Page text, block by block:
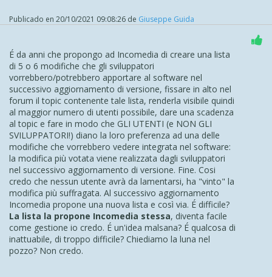
che normalmente dovrebbe fare di suo (tutte le decine e
decine di soluzioni con codice extra proposte da te sono
fossi stato tu qui sul Forum a dedicarti anima e corpo nel
proporre "toppe su toppe" agli utenti, come avrebbero
fatto questi ultimi ad ovviare alle limitazioni e/o bug di
Website X5? Ci auguriamo tutti che tu possa avere lunga
vita ed essere presente sempre qui sul Forum... immagina
un po' a cosa si deve arrivare: a pregare perchè un utente
campi il più a lungo possibile!
E ti sembra normale una
cosa del genere?
A me fa sorridere e non poco.
Publicado en 20/10/2021 09:08:26 de Giuseppe Guida
É da anni che propongo ad Incomedia di creare una lista
di 5 o 6 modifiche che gli sviluppatori
vorrebbero/potrebbero apportare al software nel
successivo aggiornamento di versione, fissare in alto nel
forum il topic contenente tale lista, renderla visibile quindi
al maggior numero di utenti possibile, dare una scadenza
al topic e fare in modo che GLI UTENTI (e NON GLI
SVILUPPATORI!) diano la loro preferenza ad una delle
modifiche che vorrebbero vedere integrata nel software:
la modifica più votata viene realizzata dagli sviluppatori
nel successivo aggiornamento di versione. Fine. Cosi
credo che nessun utente avrà da lamentarsi, ha "vinto" la
modifica più suffragata. Al successivo aggiornamento
Incomedia propone una nuova lista e così via. É difficile?
La lista la propone Incomedia stessa, diventa facile
come gestione io credo. É un'idea malsana? É qualcosa di
inattuabile, di troppo difficile? Chiediamo la luna nel
pozzo? Non credo.